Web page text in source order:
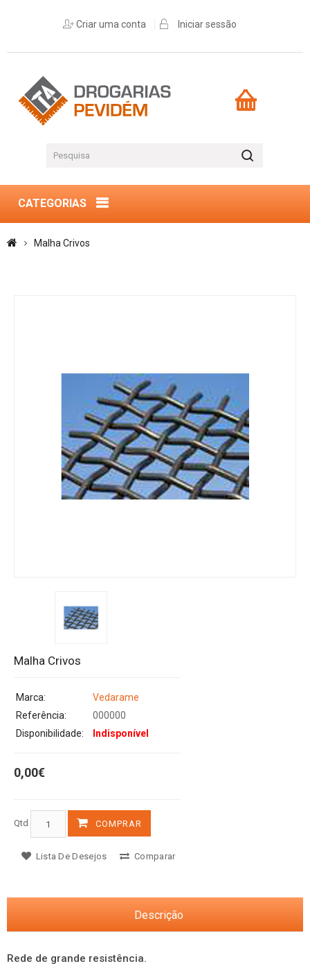
Criar uma conta Iniciar sessão
CATEGORIAS
Malha Crivos
Malha Crivos
Marca:
Vedarame
Referência:
000000
Disponibilidade:
Indisponível
0,00€
Qtd COMPRAR
Lista De Desejos Comparar
Descrição
Rede de grande resistência.